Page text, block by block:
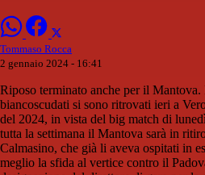
Tommaso Rocca
2 gennaio 2024 - 16:41
Riposo terminato anche per il
biancoscudati si sono ritrovati ieri a
del 2024, in vista del big match di
tutta la settimana il Mantova sarà in
Calmasino, che già li aveva ospitati in
meglio la sfida al vertice contro il